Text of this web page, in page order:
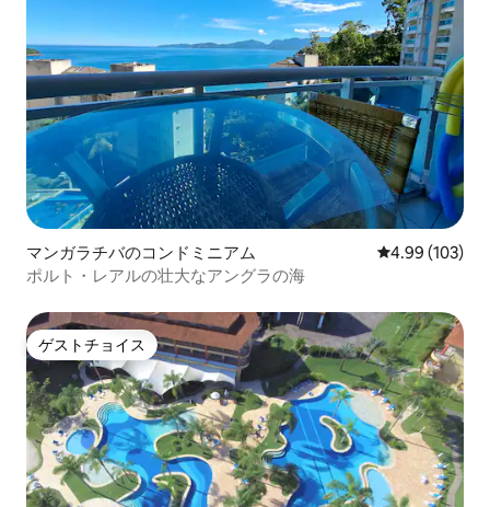
マンガラチバのコンドミニアム レビュー103
4.99 (103)
ポルト・レアルの壮大なアングラの海
ゲストチョイス
ゲストチョイス